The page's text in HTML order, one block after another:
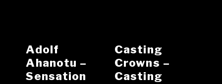
Adolf
Ahanotu ‎–
Sensation
Casting
Crowns ‎–
Casting